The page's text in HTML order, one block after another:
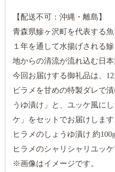
【配送不可：沖縄・離島】
青森県鰺ヶ沢町を代表する
１年を通して水揚げされる
地からの清流が流れ込む日本
今回お届けする御礼品は、
ビラメを甘めの特製ダレで
うゆ漬け」と、ユッケ風に
ケ」をセットでお届けします
ヒラメのしょうゆ漬け 約
ヒラメのシャリシャリユッケ
※画像はイメージです。